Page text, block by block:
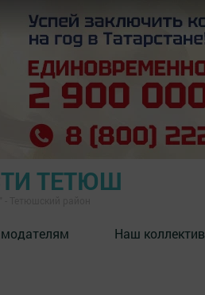
ТЕТЮШ
Наш коллектив